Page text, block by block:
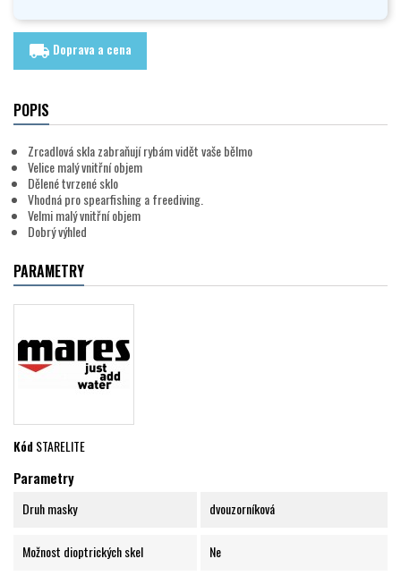
local_shipping Doprava a cena
POPIS
Zrcadlová skla zabraňují rybám vidět vaše bělmo
Velice malý vnitřní objem
Dělené tvrzené sklo
Vhodná pro spearfishing a freediving.
Velmi malý vnitřní objem
Dobrý výhled
PARAMETRY
KódSTARELITE
Parametry
Druh masky dvouzorníková
Možnost dioptrických skel Ne